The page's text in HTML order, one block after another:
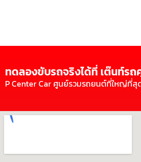
ทดลองขับรถจริงได้ที่ เต๊นท์ร
P Center Car ศูนย์รวมรถยนต์ที่ใหญ่ที่